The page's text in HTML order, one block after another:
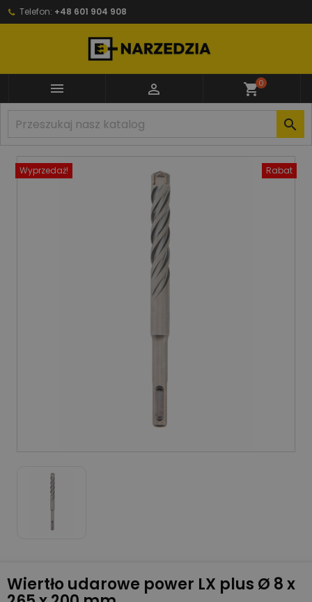
Telefon: +48 601 904 908
  shopping_cart0

Wyprzedaż! Rabat
Wiertło udarowe power LX plus Ø 8 x